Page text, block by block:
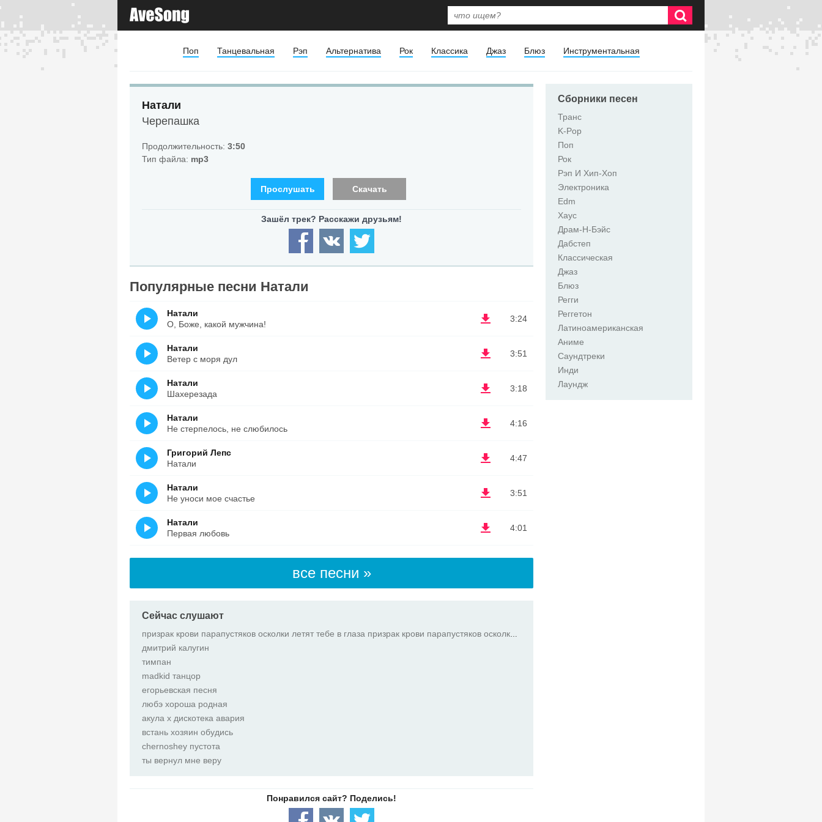
Поп Танцевальная Рэп Альтернатива Рок Классика Джаз Блюз Инструментальная
Натали
Черепашка
Продолжительность: 3:50
Тип файла: mp3
Прослушать Скачать
Популярные песни Натали
3:24
Натали
О, Боже, какой мужчина!
3:51
Натали
Ветер с моря дул
3:18
Натали
Шахерезада
4:16
Натали
Не стерпелось, не слюбилось
4:47
Григорий Лепс
Натали
3:51
Натали
Не уноси мое счастье
4:01
Натали
Первая любовь
все песни »
Сейчас слушают
призрак крови парапустяков осколки летят тебе в глаза призрак крови парапустяков осколки летят тебе
дмитрий калугин
тимпан
madkid танцор
егорьевская песня
любэ хороша родная
акула х дискотека авария
встань хозяин обудись
chernoshey пустота
ты вернул мне веру
Сборники песен
Транс
K-Pop
Поп
Рок
Рэп И Хип-Хоп
Электроника
Edm
Хаус
Драм-Н-Бэйс
Дабстеп
Классическая
Джаз
Блюз
Регги
Реггетон
Латиноамериканская
Аниме
Саундтреки
Инди
Лаундж